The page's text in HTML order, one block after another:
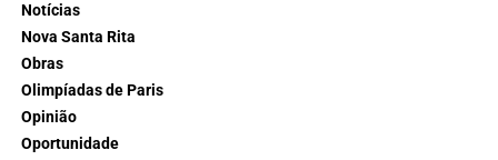
Notícias
Nova Santa Rita
Obras
Olimpíadas de Paris
Opinião
Oportunidade